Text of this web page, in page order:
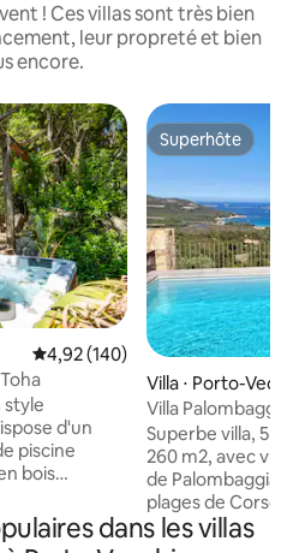
! Ces villas sont très bien
leur propreté et bien
encore.
Évaluation moyenne sur la
4,92 (140)
d'un
piscine
où
Superhôte
Superhôte
Villa ⋅ Porto-
Villa
époustouflante à
Superbe villa, 5
260 m2, avec vue
de Palombaggia,
plages de Corse.
matériaux vous
l'emplacement et
dans les villas